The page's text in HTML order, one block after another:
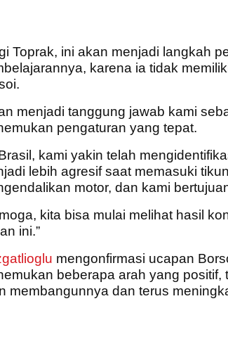
Toprak, ini akan menjadi langkah
karena ia tidak
menjadi tanggung jawab kami
pengaturan yang tepat.
kami yakin telah
lebih agresif saat memasuki
motor, dan kami
kita bisa mulai melihat hasil
ini.”
mengonfirmasi ucapan
beberapa arah yang
membangunnya dan terus